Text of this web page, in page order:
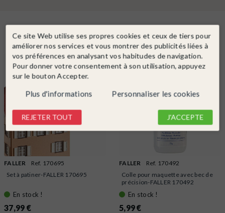
En complément
FALLER
Ref. 170695
Set à patiner-FALLER 170695
En stock !
37,99 €
FALLER
Ref. 170492
Colle pour maquette avec bec de
précision-FALLER 170492
En stock !
5,99 €
Ce site Web utilise ses propres cookies et ceux de tiers pour
améliorer nos services et vous montrer des publicités liées à
vos préférences en analysant vos habitudes de navigation.
Pour donner votre consentement à son utilisation, appuyez
sur le bouton Accepter.
Plus d'informations Personnaliser les cookies
REJETER TOUT J'ACCEPTE